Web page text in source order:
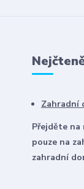
Zahradní
Přejděte na
pouze na
zahradní